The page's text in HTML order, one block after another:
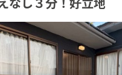
なし３分！好立地